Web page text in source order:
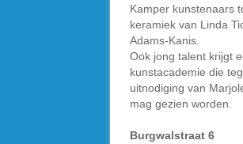
Kamper kunstenaars
keramiek van Linda
Adams-Kanis.
Ook jong talent krijgt
kunstacademie die
uitnodiging van
mag gezien worden.
Burgwalstraat 6